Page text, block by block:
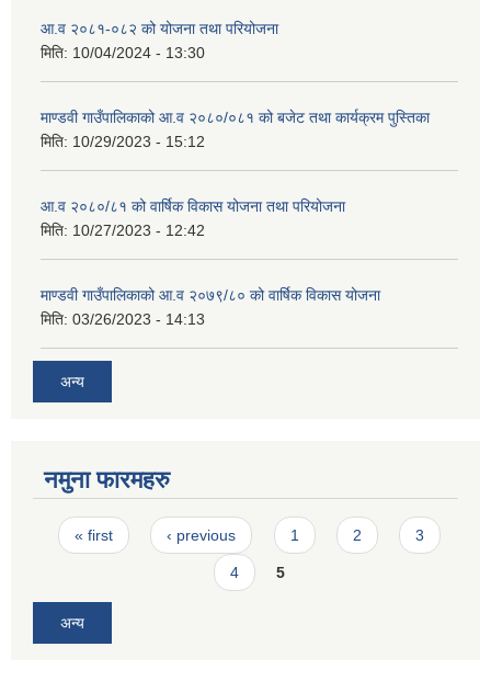
आ.व २०८१-०८२ को योजना तथा परियोजना
मिति: 10/04/2024 - 13:30
माण्डवी गाउँपालिकाको आ.व २०८०/०८१ को बजेट तथा कार्यक्रम पुस्तिका
मिति: 10/29/2023 - 15:12
आ.व २०८०/८१ को वार्षिक विकास योजना तथा परियोजना
मिति: 10/27/2023 - 12:42
माण्डवी गाउँपालिकाको आ.व २०७९/८० को वार्षिक विकास योजना
मिति: 03/26/2023 - 14:13
अन्य
नमुना फारमहरु
Pages
« first ‹ previous 1 2 3
4 5
अन्य